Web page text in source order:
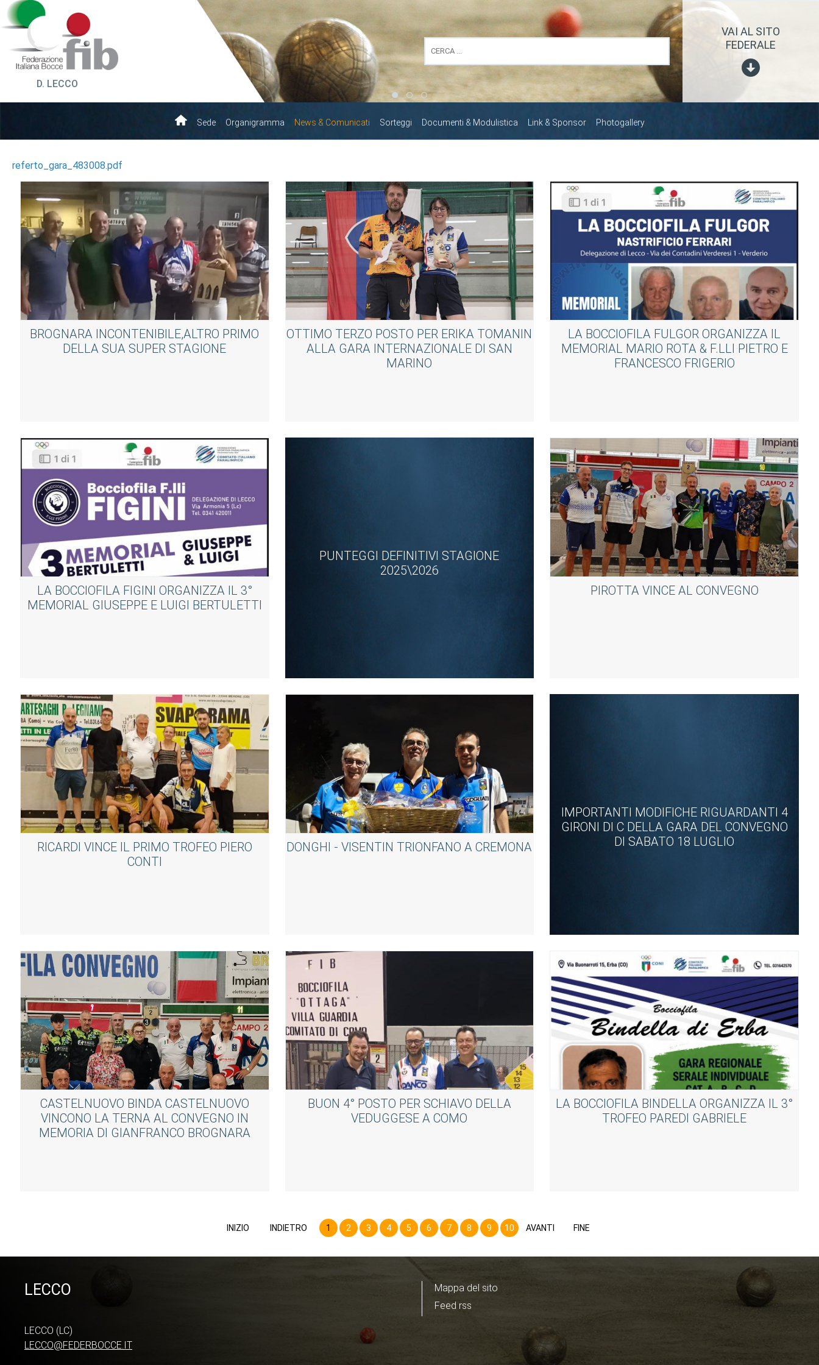
D. LECCO
VAI AL SITO
FEDERALE
Sede Organigramma News & Comunicati Sorteggi Documenti & Modulistica Link & Sponsor Photogallery
referto_gara_483008.pdf
BROGNARA INCONTENIBILE,ALTRO PRIMO
DELLA SUA SUPER STAGIONE
OTTIMO TERZO POSTO PER ERIKA TOMANIN
ALLA GARA INTERNAZIONALE DI SAN
MARINO
LA BOCCIOFILA FULGOR ORGANIZZA IL
MEMORIAL MARIO ROTA & F.LLI PIETRO E
FRANCESCO FRIGERIO
LA BOCCIOFILA FIGINI ORGANIZZA IL 3°
MEMORIAL GIUSEPPE E LUIGI BERTULETTI
PUNTEGGI DEFINITIVI STAGIONE
2025\2026
PIROTTA VINCE AL CONVEGNO
RICARDI VINCE IL PRIMO TROFEO PIERO
CONTI
DONGHI - VISENTIN TRIONFANO A CREMONA
IMPORTANTI MODIFICHE RIGUARDANTI 4
GIRONI DI C DELLA GARA DEL CONVEGNO
DI SABATO 18 LUGLIO
CASTELNUOVO BINDA CASTELNUOVO
VINCONO LA TERNA AL CONVEGNO IN
MEMORIA DI GIANFRANCO BROGNARA
BUON 4° POSTO PER SCHIAVO DELLA
VEDUGGESE A COMO
LA BOCCIOFILA BINDELLA ORGANIZZA IL 3°
TROFEO PAREDI GABRIELE
INIZIO INDIETRO 1 2 3 4 5 6 7 8 9 10 AVANTI FINE
LECCO
LECCO (LC)
LECCO@FEDERBOCCE.IT
Mappa del sito
Feed rss